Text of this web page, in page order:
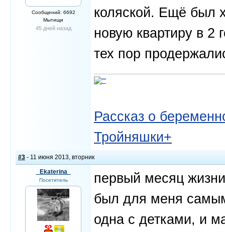
Сообщений: 6692
Мытищи
45 дней назад
коляской. Ещё был
новую квартиру в 2
тех пор
Рассказ о
Тройняшки+
#3 - 11 июня 2013, вторник
_Ekaterina_
Посетитель
первый месяц
был для меня
одна с детками, и